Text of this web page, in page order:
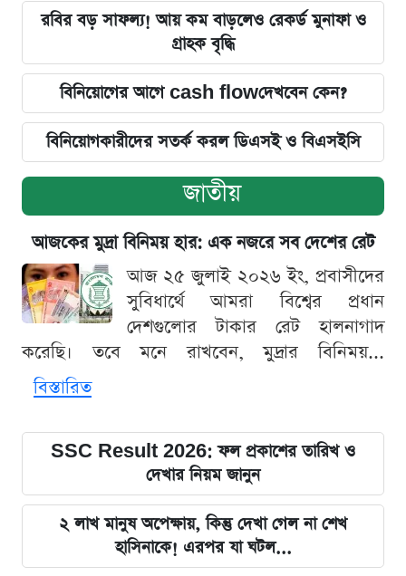
রবির বড় সাফল্য! আয় কম বাড়লেও রেকর্ড মুনাফা ও
গ্রাহক বৃদ্ধি
বিনিয়োগের আগে cash flowদেখবেন কেন?
বিনিয়োগকারীদের সতর্ক করল ডিএসই ও বিএসইসি
জাতীয়
আজকের মুদ্রা বিনিময় হার: এক নজরে সব দেশের রেট
আজ ২৫ জুলাই ২০২৬ ইং, প্রবাসীদের
সুবিধার্থে আমরা বিশ্বের প্রধান
দেশগুলোর টাকার রেট হালনাগাদ
করেছি। তবে মনে রাখবেন, মুদ্রার বিনিময়...
বিস্তারিত
SSC Result 2026: ফল প্রকাশের তারিখ ও
দেখার নিয়ম জানুন
২ লাখ মানুষ অপেক্ষায়, কিন্তু দেখা গেল না শেখ
হাসিনাকে! এরপর যা ঘটল...